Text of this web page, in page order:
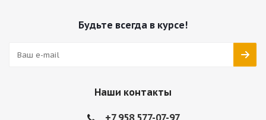
Будьте всегда в курсе!
Наши контакты
+7 958 577-07-97